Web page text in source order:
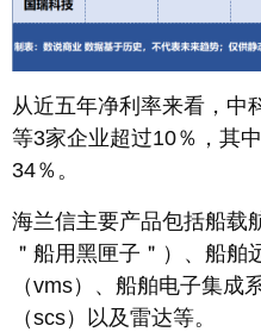
从近五年净利率来看，中
等3家企业超过10％，其
34％。
海兰信主要产品包括船载
＂船用黑匣子＂）、船舶
（vms）、船舶电子集成
（scs）以及雷达等。